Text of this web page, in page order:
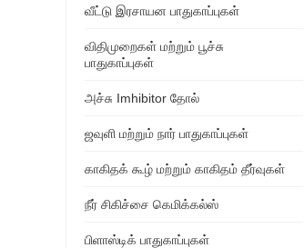
வீட்டு இரசாயன பாதுகாப்புகள்
விதிமுறைகள் மற்றும் பூச்சு
பாதுகாப்புகள்
அச்சு Imhibitor தோல்
ஜவுளி மற்றும் நார் பாதுகாப்புகள்
காகிதக் கூழ் மற்றும் காகிதம் தீர்வுகள்
நீர் சிகிச்சை கெமிக்கல்ஸ்
பிளாஸ்டிக் பாதுகாப்புகள்